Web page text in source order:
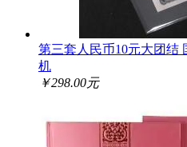
第三套人民币10元大团结
机
￥298.00元